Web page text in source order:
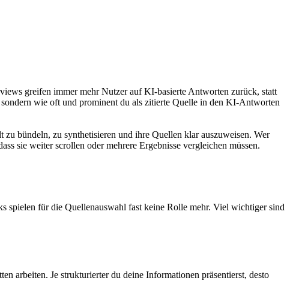
greifen immer mehr Nutzer auf KI-basierte Antworten zurück, statt
wie oft und prominent du als zitierte Quelle in den KI-Antworten
bündeln, zu synthetisieren und ihre Quellen klar auszuweisen. Wer
sie weiter scrollen oder mehrere Ergebnisse vergleichen müssen.
für die Quellenauswahl fast keine Rolle mehr. Viel wichtiger sind
arbeiten. Je strukturierter du deine Informationen präsentierst, desto